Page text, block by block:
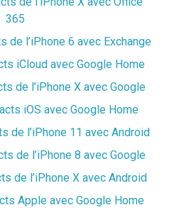
365
de l’iPhone 6 avec Exchange
iCloud avec Google Home
de l’iPhone X avec Google
iOS avec Google Home
de l’iPhone 11 avec Android
de l’iPhone 8 avec Google
de l’iPhone X avec Android
Apple avec Google Home